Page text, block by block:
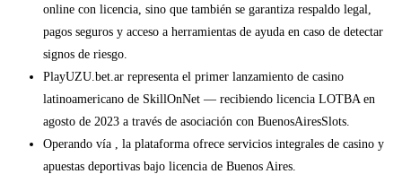
online con licencia, sino que también se garantiza respaldo legal,
pagos seguros y acceso a herramientas de ayuda en caso de detectar
signos de riesgo.
PlayUZU.bet.ar representa el primer lanzamiento de casino
latinoamericano de SkillOnNet — recibiendo licencia LOTBA en
agosto de 2023 a través de asociación con BuenosAiresSlots.
Operando vía , la plataforma ofrece servicios integrales de casino y
apuestas deportivas bajo licencia de Buenos Aires.